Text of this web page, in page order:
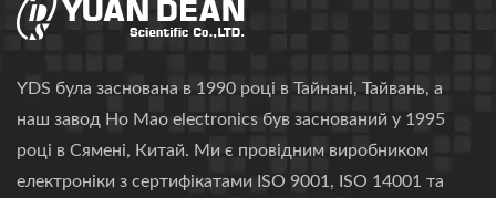
YDS була заснована в 1990 році в Тайнані, Тайвань, а
наш завод Ho Mao electronics був заснований у 1995
році в Сямені, Китай. Ми є провідним виробником
електроніки з сертифікатами ISO 9001, ISO 14001 та